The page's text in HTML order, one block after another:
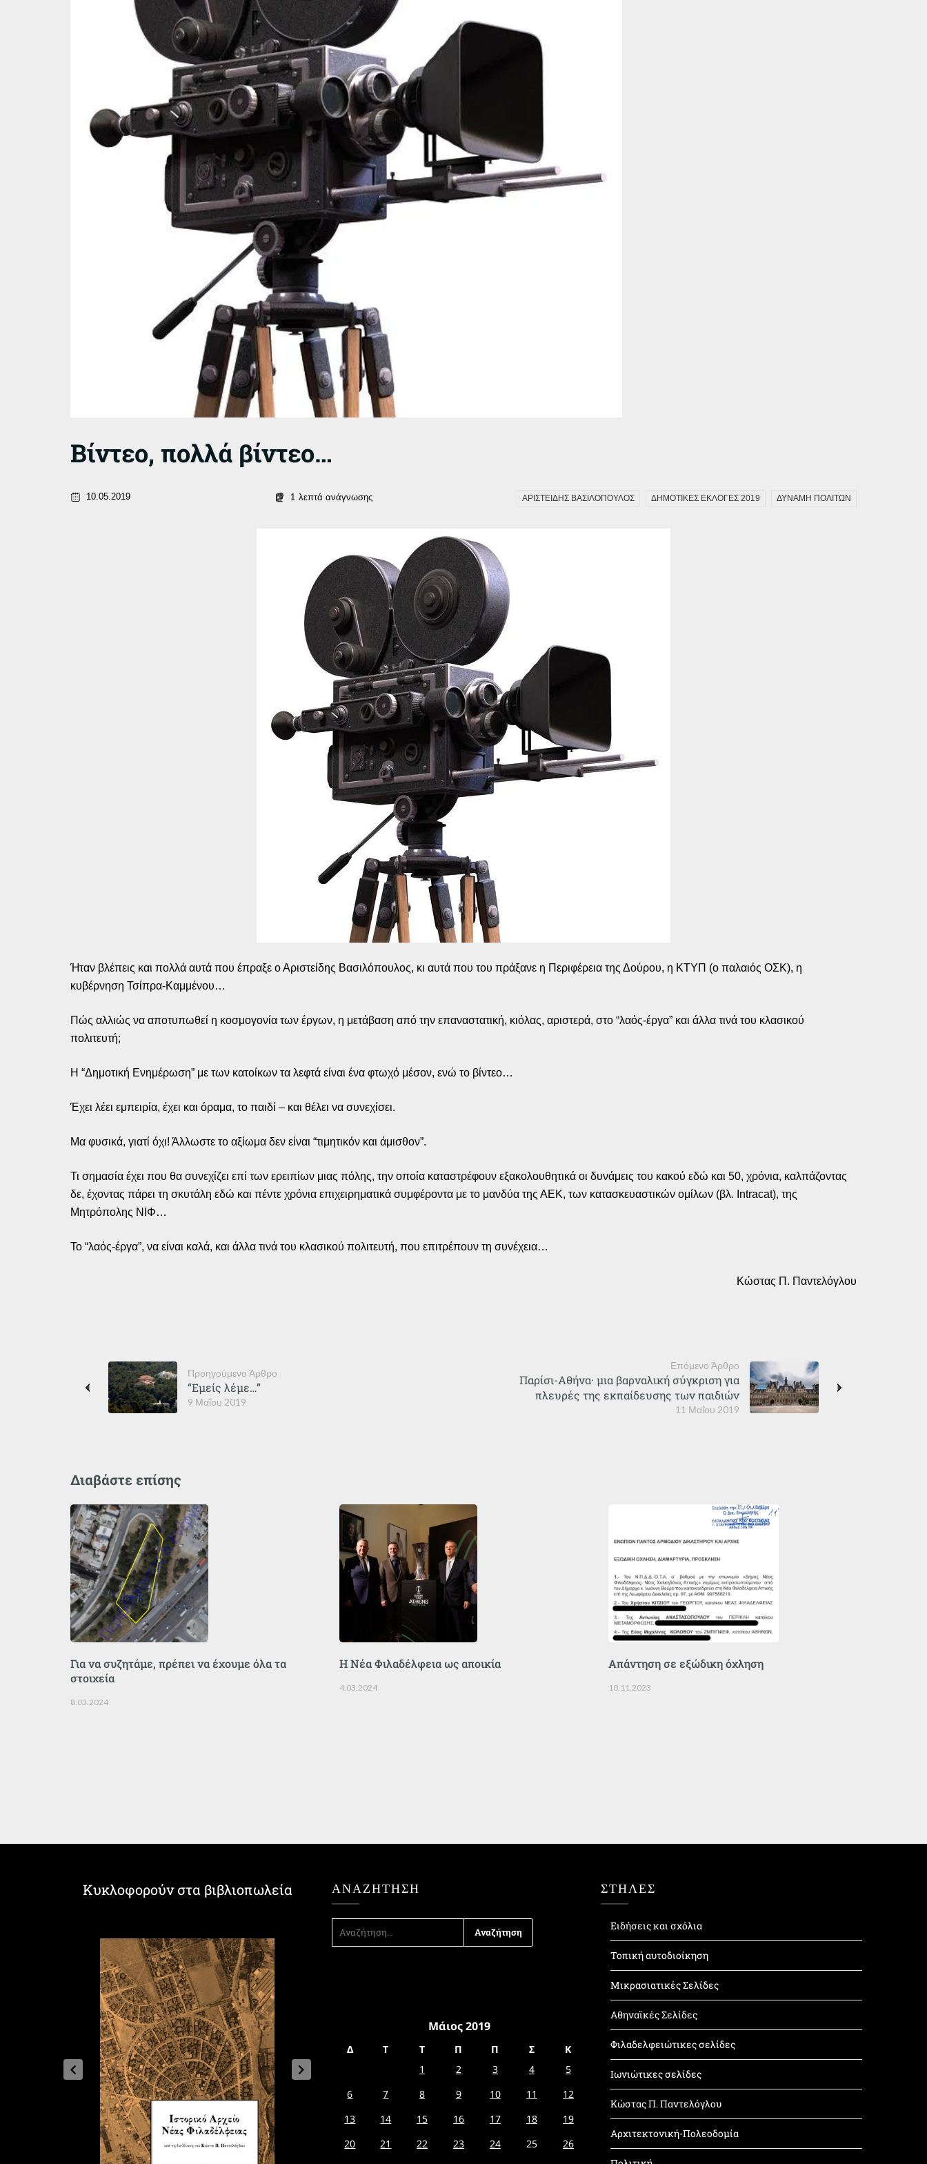
Βίντεο, πολλά βίντεο…
10.05.2019 1 λεπτά ανάγνωσης ΑΡΙΣΤΕΙΔΗΣ ΒΑΣΙΛΟΠΟΥΛΟΣ ΔΗΜΟΤΙΚΕΣ ΕΚΛΟΓΕΣ 2019 ΔΥΝΑΜΗ ΠΟΛΙΤΩΝ
Ήταν βλέπεις και πολλά αυτά που έπραξε ο Αριστείδης Βασιλόπουλος, κι αυτά που του πράξανε η Περιφέρεια της Δούρου, η ΚΤΥΠ (ο παλαιός ΟΣΚ), η
κυβέρνηση Τσίπρα-Καμμένου…
Πώς αλλιώς να αποτυπωθεί η κοσμογονία των έργων, η μετάβαση από την επαναστατική, κιόλας, αριστερά, στο “λαός-έργα” και άλλα τινά του κλασικού
πολιτευτή;
Η “Δημοτική Ενημέρωση” με των κατοίκων τα λεφτά είναι ένα φτωχό μέσον, ενώ το βίντεο…
Έχει λέει εμπειρία, έχει και όραμα, το παιδί – και θέλει να συνεχίσει.
Μα φυσικά, γιατί όχι! Άλλωστε το αξίωμα δεν είναι “τιμητικόν και άμισθον”.
Τι σημασία έχει που θα συνεχίζει επί των ερειπίων μιας πόλης, την οποία καταστρέφουν εξακολουθητικά οι δυνάμεις του κακού εδώ και 50, χρόνια, καλπάζοντας
δε, έχοντας πάρει τη σκυτάλη εδώ και πέντε χρόνια επιχειρηματικά συμφέροντα με το μανδύα της ΑΕΚ, των κατασκευαστικών ομίλων (βλ. Intracat), της
Μητρόπολης ΝΙΦ…
Το “λαός-έργα”, να είναι καλά, και άλλα τινά του κλασικού πολιτευτή, που επιτρέπουν τη συνέχεια…
Κώστας Π. Παντελόγλου
Προηγούμενο Άρθρο
9 Μαΐου 2019
“Εμείς λέμε…”
Επόμενο Άρθρο
11 Μαΐου 2019
Παρίσι-Αθήνα· μια βαρναλική σύγκριση για
πλευρές της εκπαίδευσης των παιδιών
Διαβάστε επίσης
Για να συζητάμε, πρέπει να έχουμε όλα τα
στοιχεία
8.03.2024
Η Νέα Φιλαδέλφεια ως αποικία
4.03.2024
Απάντηση σε εξώδικη όχληση
10.11.2023
Κυκλοφορούν στα βιβλιοπωλεία ΑΝΑΖΉΤΗΣΗ
ΓΙΑ:
Μάιος 2019
Δ Τ Τ Π Π Σ
Κ
1
2 3 4
5
6
7 8 9 10 11
12
13
14 15 16 17 18
19
20
21 22 23 24 25
26
ΣΤΗΛΕΣ
Ειδήσεις και σχόλια
Τοπική αυτοδιοίκηση
Μικρασιατικές Σελίδες
Αθηναϊκές Σελίδες
Φιλαδελφειώτικες σελίδες
Ιωνιώτικες σελίδες
Κώστας Π. Παντελόγλου
Αρχιτεκτονική-Πολεοδομία